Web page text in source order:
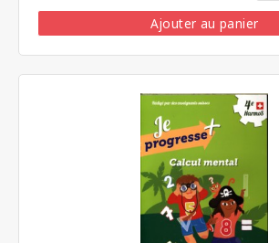
Ajouter au panier